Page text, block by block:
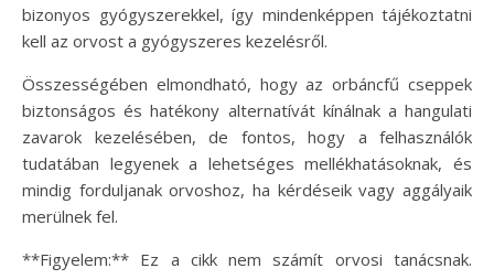
bizonyos gyógyszerekkel, így mindenképpen tájékoztatni
kell az orvost a gyógyszeres kezelésről.
Összességében elmondható, hogy az orbáncfű cseppek
biztonságos és hatékony alternatívát kínálnak a hangulati
zavarok kezelésében, de fontos, hogy a felhasználók
tudatában legyenek a lehetséges mellékhatásoknak, és
mindig forduljanak orvoshoz, ha kérdéseik vagy aggályaik
merülnek fel.
**Figyelem:** Ez a cikk nem számít orvosi tanácsnak.